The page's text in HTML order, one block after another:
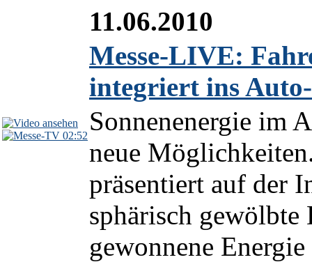
02:52
11.06.2010
Messe-LIVE:
integriert ins
Sonnenenergie im
neue
präsentiert auf der
sphärisch gewölbte
gewonnene